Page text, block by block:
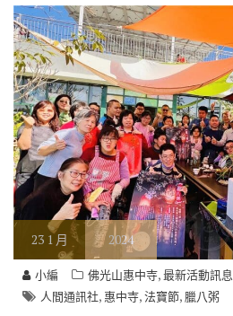
23 1 月 2024
小編 佛光山惠中寺,最新活動訊息
人間通訊社, 惠中寺,法寶節,臘八粥